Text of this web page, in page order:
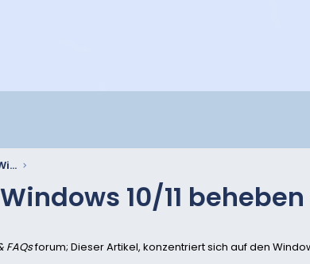
Aktivierungs-Fehlercode 0x803f7001 in Windows 10/11 beheben - so gehts
10/11
FAQsforum; Dieser Artikel, konzentriert sich auf den